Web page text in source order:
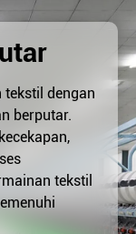
tekstil dengan
berputar.
tekstil